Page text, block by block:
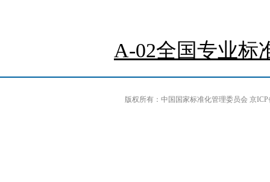
A-02全国专业标
版权所有：中国国家标准化管理委员会 京